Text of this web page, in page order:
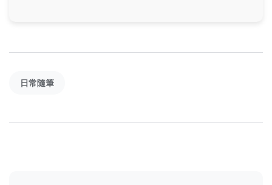
日常隨筆